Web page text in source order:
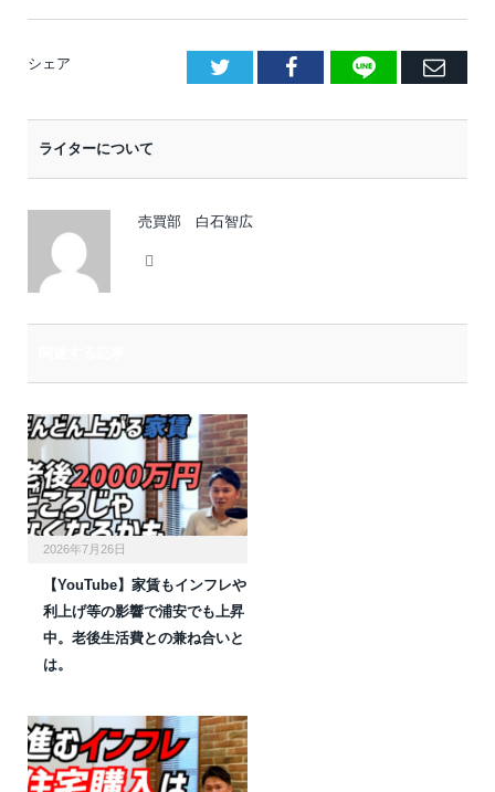
シェア Facebook
LINE
E
ライターについて
売買部 白石智広
2026年7月26日
【YouTube】家賃もインフレや
利上げ等の影響で浦安でも上昇
中。老後生活費との兼ね合いと
は。